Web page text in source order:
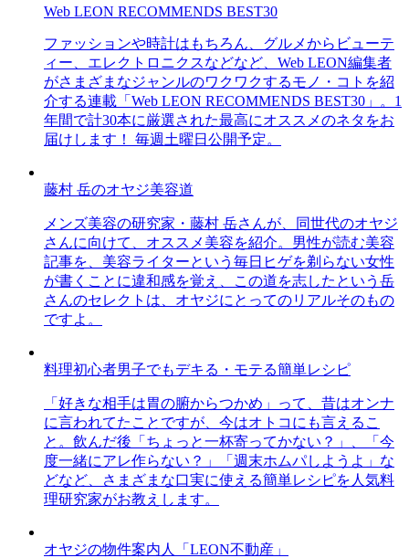
Web LEON RECOMMENDS BEST30
ファッションや時計はもちろん、グルメからビューテ
ィー、エレクトロニクスなどなど、Web LEON編集者
がさまざまなジャンルのワクワクするモノ・コトを紹
介する連載「Web LEON RECOMMENDS BEST30」。1
年間で計30本に厳選された最高にオススメのネタをお
届けします！ 毎週土曜日公開予定。
藤村 岳のオヤジ美容道
メンズ美容の研究家・藤村 岳さんが、同世代のオヤジ
さんに向けて、オススメ美容を紹介。男性が読む美容
記事を、美容ライターという毎日ヒゲを剃らない女性
が書くことに違和感を覚え、この道を志したという岳
さんのセレクトは、オヤジにとってのリアルそのもの
ですよ。
料理初心者男子でもデキる・モテる簡単レシピ
「好きな相手は胃の腑からつかめ」って、昔はオンナ
に言われてたことですが、今はオトコにも言えるこ
と。飲んだ後「ちょっと一杯寄ってかない？」、「今
度一緒にアレ作らない？」「週末ホムパしようよ」な
どなど、さまざまな口実に使える簡単レシピを人気料
理研究家がお教えします。
オヤジの物件案内人「LEON不動産」